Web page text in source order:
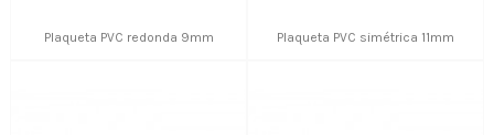
Plaqueta PVC redonda 9mm Plaqueta PVC simétrica 11mm